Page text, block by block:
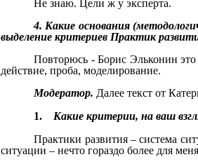
Не знаю. Цели ж у эксперта.
4. Какие основания
выделение критериев Практик
Повторюсь - Борис Эльконин
действие, проба, моделирование.
Модератор. Далее текст от
1. Какие критерии, на ваш
Практики развития – система
ситуации – нечто гораздо более для